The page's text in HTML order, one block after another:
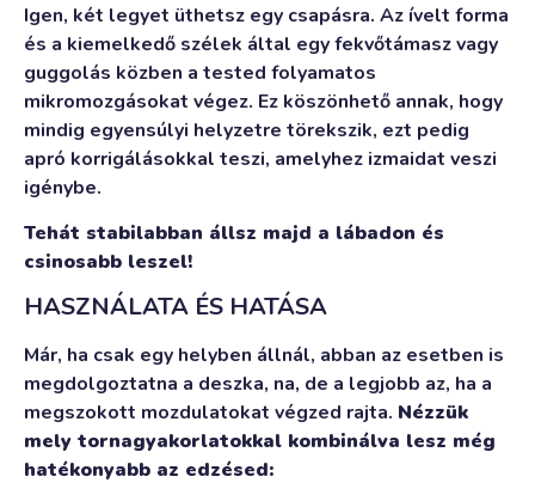
Igen, két legyet üthetsz egy csapásra. Az ívelt forma
és a kiemelkedő szélek által egy fekvőtámasz vagy
guggolás közben a tested folyamatos
mikromozgásokat végez. Ez köszönhető annak, hogy
mindig egyensúlyi helyzetre törekszik, ezt pedig
apró korrigálásokkal teszi, amelyhez izmaidat veszi
igénybe.
Tehát stabilabban állsz majd a lábadon és
csinosabb leszel!
HASZNÁLATA ÉS HATÁSA
Már, ha csak egy helyben állnál, abban az esetben is
megdolgoztatna a deszka, na, de a legjobb az, ha a
megszokott mozdulatokat végzed rajta. Nézzük
mely tornagyakorlatokkal kombinálva lesz még
hatékonyabb az edzésed: